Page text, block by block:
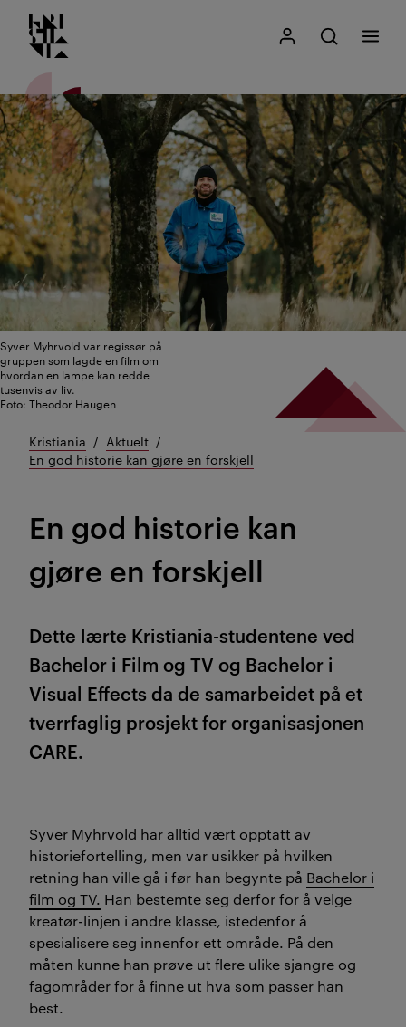
Gå
til
innhold
Kristiania logo
Mitt Kristiania
Åpne søk
Søk
Meny
Syver Myhrvold var regissør på
gruppen som lagde en film om
hvordan en lampe kan redde
tusenvis av liv.
Foto: Theodor Haugen
Kristiania
Aktuelt
En god historie kan gjøre en forskjell
En god historie kan
gjøre en forskjell
Dette lærte Kristiania-studentene ved
Bachelor i Film og TV og Bachelor i
Visual Effects da de samarbeidet på et
tverrfaglig prosjekt for organisasjonen
CARE.
Syver Myhrvold har alltid vært opptatt av
historiefortelling, men var usikker på hvilken
retning han ville gå i før han begynte på Bachelor i
film og TV. Han bestemte seg derfor for å velge
kreatør-linjen i andre klasse, istedenfor å
spesialisere seg innenfor ett område. På den
måten kunne han prøve ut flere ulike sjangre og
fagområder for å finne ut hva som passer han
best.